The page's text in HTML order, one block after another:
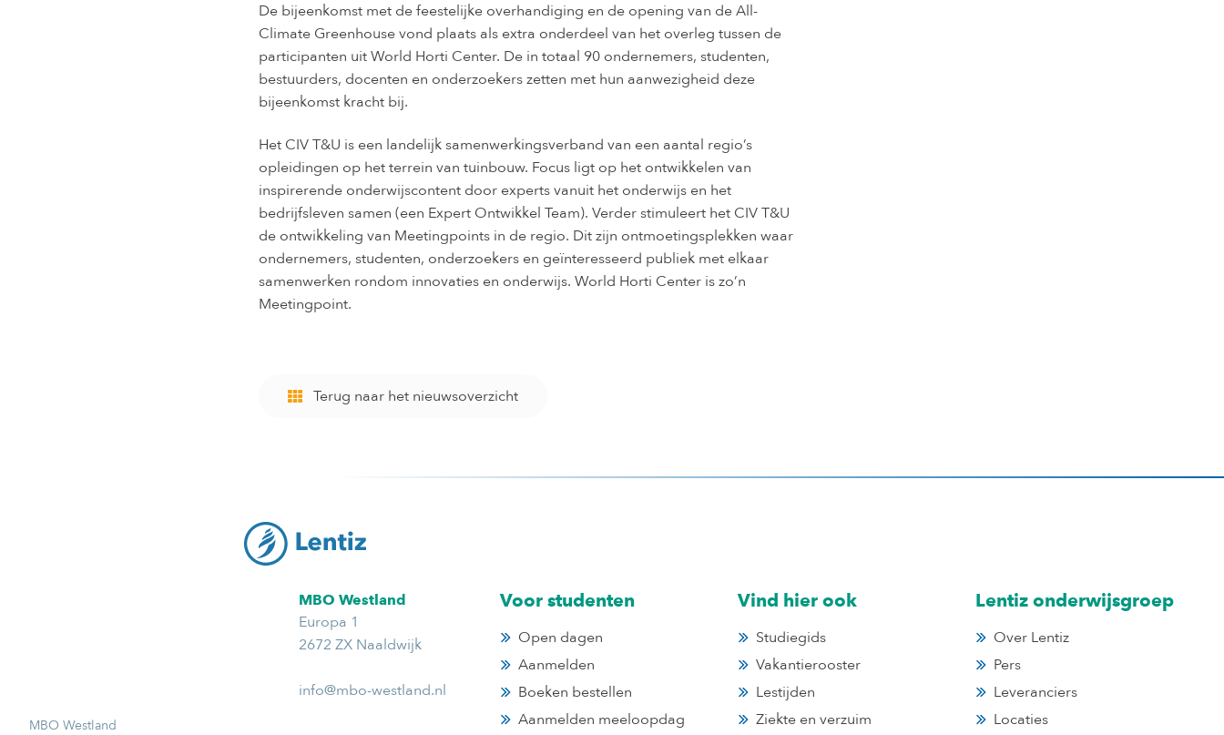
MBO Westland
De bijeenkomst met de feestelijke overhandiging en de opening van de All-
Climate Greenhouse vond plaats als extra onderdeel van het overleg tussen de
participanten uit World Horti Center. De in totaal 90 ondernemers, studenten,
bestuurders, docenten en onderzoekers zetten met hun aanwezigheid deze
bijeenkomst kracht bij.
Het CIV T&U is een landelijk samenwerkingsverband van een aantal regio’s
opleidingen op het terrein van tuinbouw. Focus ligt op het ontwikkelen van
inspirerende onderwijscontent door experts vanuit het onderwijs en het
bedrijfsleven samen (een Expert Ontwikkel Team). Verder stimuleert het CIV T&U
de ontwikkeling van Meetingpoints in de regio. Dit zijn ontmoetingsplekken waar
ondernemers, studenten, onderzoekers en geïnteresseerd publiek met elkaar
samenwerken rondom innovaties en onderwijs. World Horti Center is zo’n
Meetingpoint.
Terug naar het nieuwsoverzicht
MBO Westland
Europa 1
2672 ZX Naaldwijk
info@mbo-westland.nl
Voor studenten
Open dagen
Aanmelden
Boeken bestellen
Aanmelden meeloopdag
Vind hier ook
Studiegids
Vakantierooster
Lestijden
Ziekte en verzuim
Lentiz onderwijsgroep
Over Lentiz
Pers
Leveranciers
Locaties